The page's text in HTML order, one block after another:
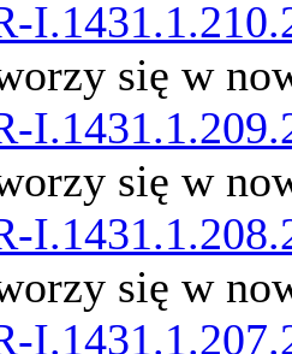
się w
się w
się w